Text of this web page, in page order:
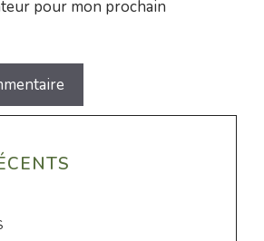
pour mon prochain